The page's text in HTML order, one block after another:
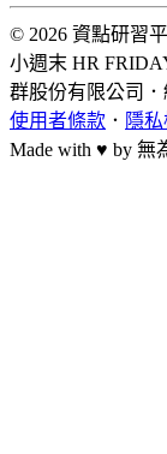
© 2026 資點研習
小週末 HR
群股份有限公司 ．
使用者條款 ． 隱
Made with ♥ by 無